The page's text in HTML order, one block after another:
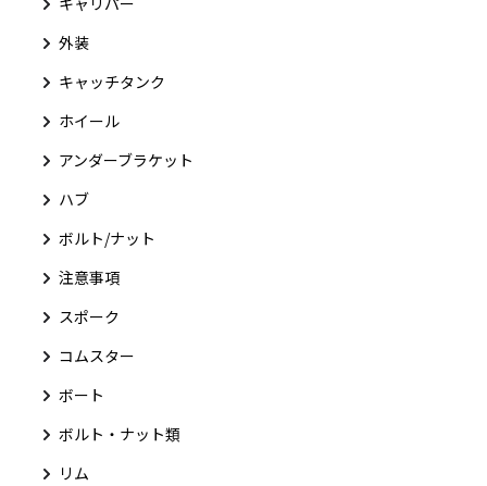
外装
キャッチタンク
ホイール
アンダーブラケット
ハブ
ボルト/ナット
注意事項
スポーク
コムスター
ボート
ボルト・ナット類
リム